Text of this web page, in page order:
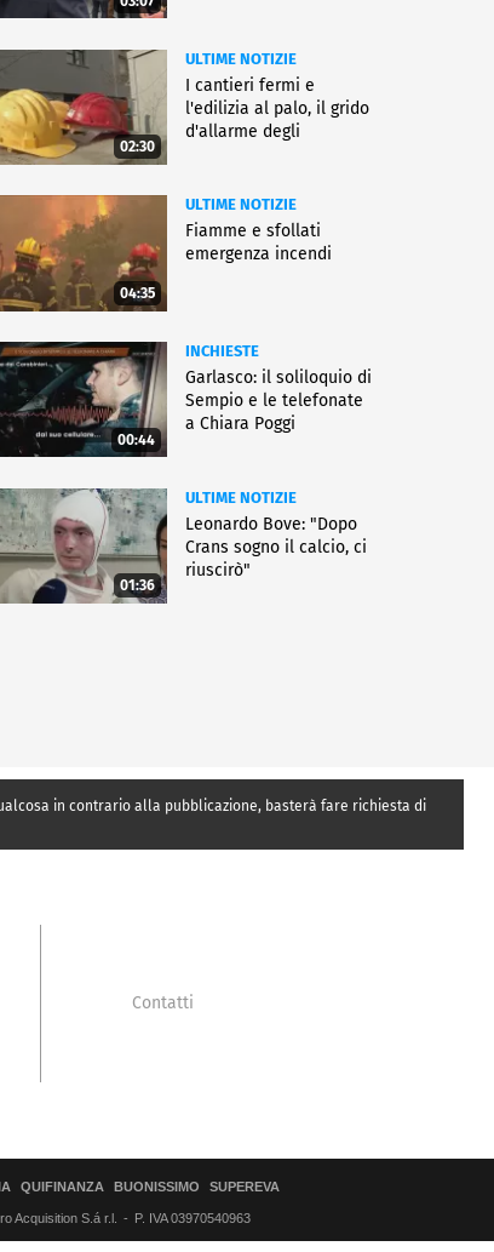
02:30
ULTIME NOTIZIE
I cantieri fermi e
l'edilizia al palo, il grido
d'allarme degli
04:35
ULTIME NOTIZIE
Fiamme e sfollati
emergenza incendi
00:44
INCHIESTE
Garlasco: il soliloquio di
Sempio e le telefonate
a Chiara Poggi
01:36
ULTIME NOTIZIE
Leonardo Bove: "Dopo
Crans sogno il calcio, ci
riuscirò"
in contrario alla pubblicazione, basterà fare richiesta di
Contatti
QUIFINANZA BUONISSIMO SUPEREVA
Acquisition S.á r.l. P. IVA 03970540963